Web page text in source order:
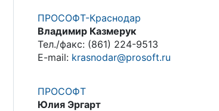
ПРОСОФТ-Краснодар
Владимир Казмерук
Тел./факс: (861) 224-9513
E-mail: krasnodar@prosoft.ru
ПРОСОФТ
Юлия Эргарт